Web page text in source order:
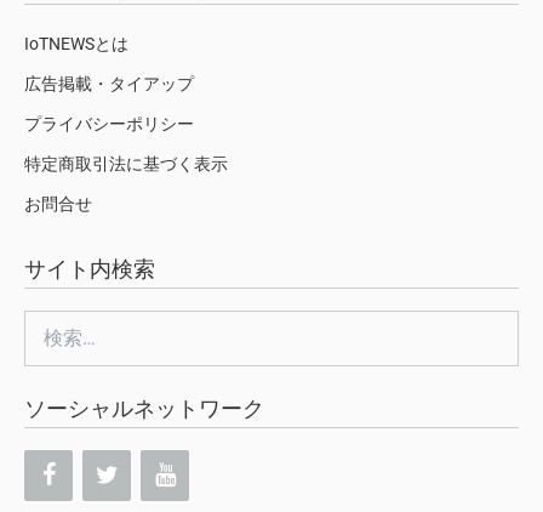
IoTNEWSとは
広告掲載・タイアップ
プライバシーポリシー
特定商取引法に基づく表示
お問合せ
サイト内検索
索:
ソーシャルネットワーク